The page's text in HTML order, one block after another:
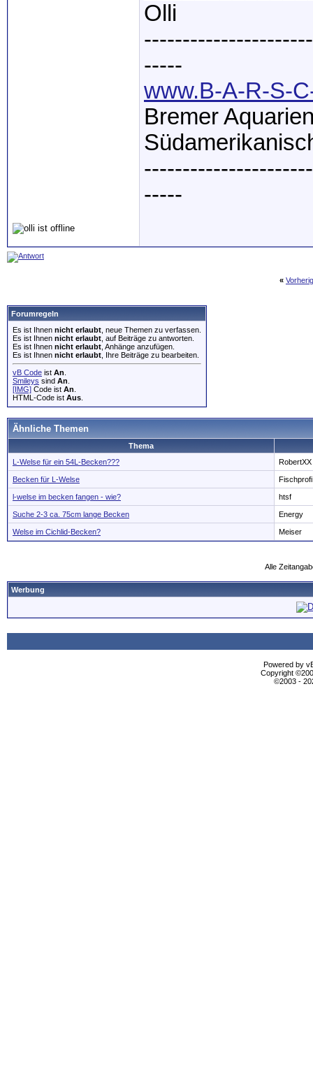
Olli
-----
www.B-A-R-S-
Bremer
-----
«
Forumregeln
Es ist Ihnen nicht erlaubt , neue Themen zu verfassen.
Es ist Ihnen nicht erlaubt , auf Beiträge zu antworten.
Es ist Ihnen nicht erlaubt , Anhänge anzufügen.
Es ist Ihnen nicht erlaubt , Ihre Beiträge zu bearbeiten.
vB Code ist An
Smileys sind An
[IMG] Code ist An
HTML-Code ist Aus
Ähnliche Themen
Thema
L-Welse für ein 54L-Becken???
RobertXX
Becken für L-Welse Fischprofi
l-welse im becken fangen - wie? htsf
Suche 2-3 ca. 75cm lange Becken Energy
Welse im Cichlid-Becken? Meiser
Alle
Werbung
Powered by
Copyright
©2003 -